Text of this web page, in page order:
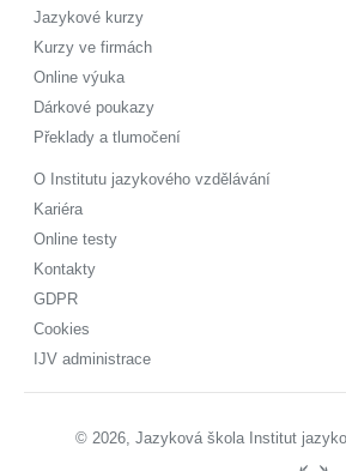
Jazykové kurzy
Kurzy ve firmách
Online výuka
Dárkové poukazy
Překlady a tlumočení
O Institutu jazykového vzdělávání
Kariéra
Online testy
Kontakty
GDPR
Cookies
IJV administrace
© 2026, Jazyková škola Institut